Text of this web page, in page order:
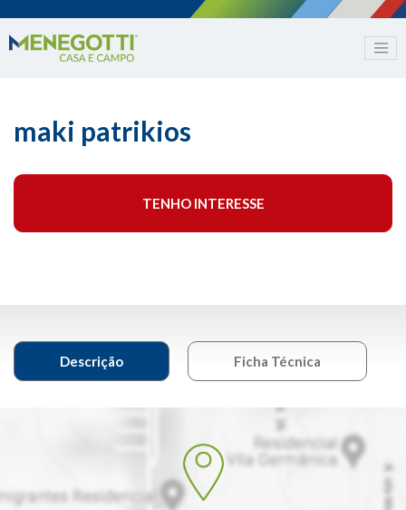
maki patrikios
TENHO INTERESSE
Descrição Ficha Técnica